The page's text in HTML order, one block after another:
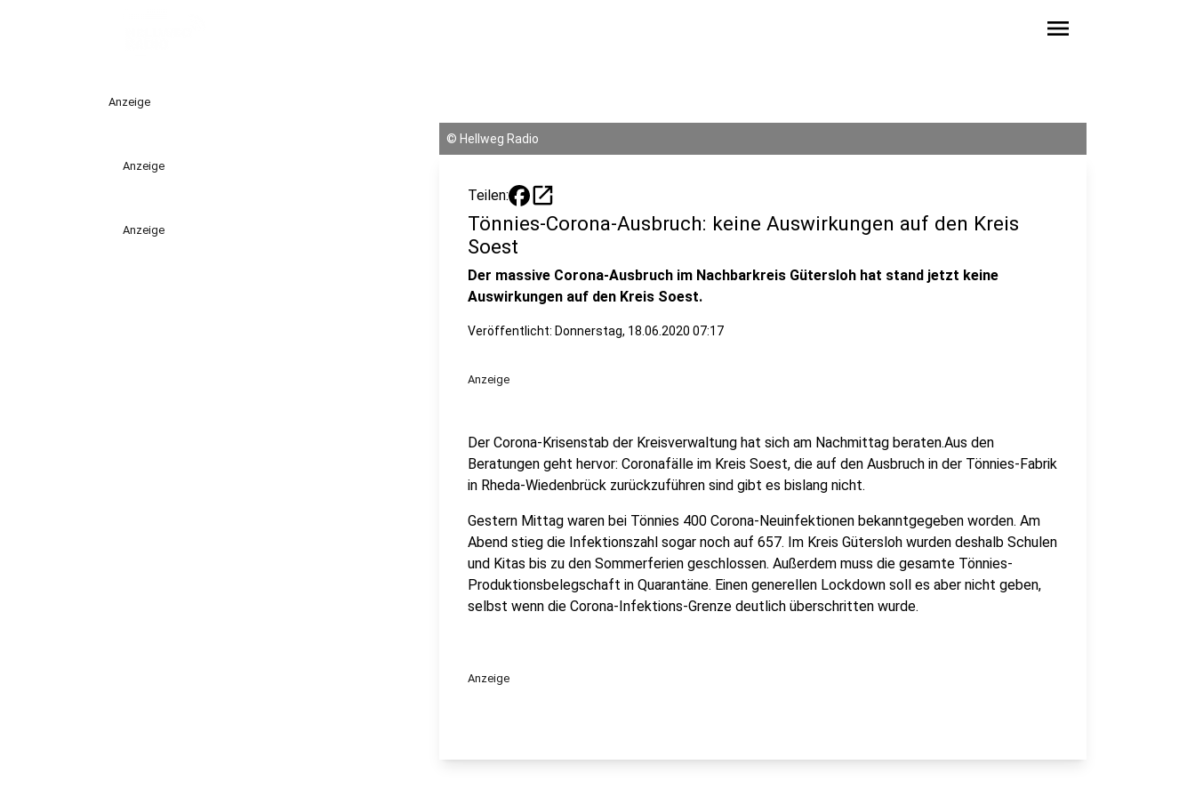
menu
Anzeige
Anzeige
Anzeige
© Hellweg Radio
Teilen: open_in_new
Tönnies-Corona-Ausbruch: keine Auswirkungen auf den Kreis
Soest
Der massive Corona-Ausbruch im Nachbarkreis Gütersloh hat stand jetzt keine
Auswirkungen auf den Kreis Soest.
Veröffentlicht: Donnerstag, 18.06.2020 07:17
Anzeige
Der Corona-Krisenstab der Kreisverwaltung hat sich am Nachmittag beraten.Aus den
Beratungen geht hervor: Coronafälle im Kreis Soest, die auf den Ausbruch in der Tönnies-Fabrik
in Rheda-Wiedenbrück zurückzuführen sind gibt es bislang nicht.
Gestern Mittag waren bei Tönnies 400 Corona-Neuinfektionen bekanntgegeben worden. Am
Abend stieg die Infektionszahl sogar noch auf 657. Im Kreis Gütersloh wurden deshalb Schulen
und Kitas bis zu den Sommerferien geschlossen. Außerdem muss die gesamte Tönnies-
Produktionsbelegschaft in Quarantäne. Einen generellen Lockdown soll es aber nicht geben,
selbst wenn die Corona-Infektions-Grenze deutlich überschritten wurde.
Anzeige